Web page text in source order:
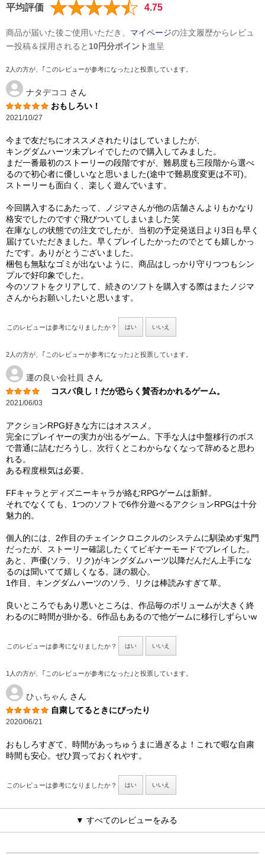
平均評価 4.75
商品が届いた後ご使用いただき、 マイページの注文履歴からレビュ
ー投稿＆採用されると 10円分ポイント進呈
2人の方が、｢このレビューが参考になった｣と投票しています。
ナタデココ さん
おもしろい！
2021/10/27
今まで友だちにオススメされたりはしていましたが、
キングダムハーツ未プレイでしたので購入してみました。
まだ一番最初のストーリーの段階ですが、難易度も三段階から選べ
るので初心者に優しいなと思いました(途中で難易度変更は不可)。
ストーリーも面白く、楽しく遊んでいます。
今回購入するにあたって、ノジマさんが他の店舗さんよりもかなり
格安でしたのですぐ飛びついてしまいました笑
在庫なしの状態での注文でしたが、当初の予定発送日より3日も早く
届けていただきました。早くプレイしたかったのでとても嬉しかっ
たです。ありがとうございました。
梱包も無駄なゴミが出ないように、商品はしっかり守りつつもシン
プルで好印象でした。
今のソフトをクリアして、続きのソフトを購入する際はまたノジマ
さんからお願いしたいと思います。
このレビューは参考になりましたか？ はい いいえ
2人の方が、｢このレビューが参考になった｣と投票しています。
運の良い会社員 さん
コスパ良し！だが恐らく賛否わかれるゲーム。
2021/06/03
アクションRPG好きな方にはオススメ。
完全にプレイヤーの実力が出るゲーム。下手な人は中盤移行のボス
で普通に詰むだろうし、次行くとこわからなくなって辞めると思わ
れる。
ある程度根気は必要。
FFキャラとディズニーキャラが絡むRPGゲームは新鮮。
それでなくても、1つのソフトで6作分遊べるアクションRPGは十分
魅力的。
個人的には、2作目のチェインクロニクルのシステムに馴染めず鬼門
だったが、ストーリー確認したくてビギナーモードでプレイした。
あと、声優(ソラ、リク)がキングダムハーツ以降だんだん上手にな
るのは聞いてて嬉しくなる。謎の親心。
1作目、キングダムハーツのソラ、リクは棒読みすぎて草。
良いところでもあり悪いところは、作品毎のボリュームが大きく終
わるのに時間が掛かる。6作品もあるので他ゲームに移行しずらいw
このレビューは参考になりましたか？ はい いいえ
1人の方が、｢このレビューが参考になった｣と投票しています。
ひぃちゃん さん
自粛してるときにぴったり
2020/06/21
おもしろすぎて、時間があっちゅうまに過ぎるよ！これで暇な自粛
時間も安心。ぜひ買っておくれやす。
このレビューは参考になりましたか？ はい いいえ
▼ すべてのレビューをみる